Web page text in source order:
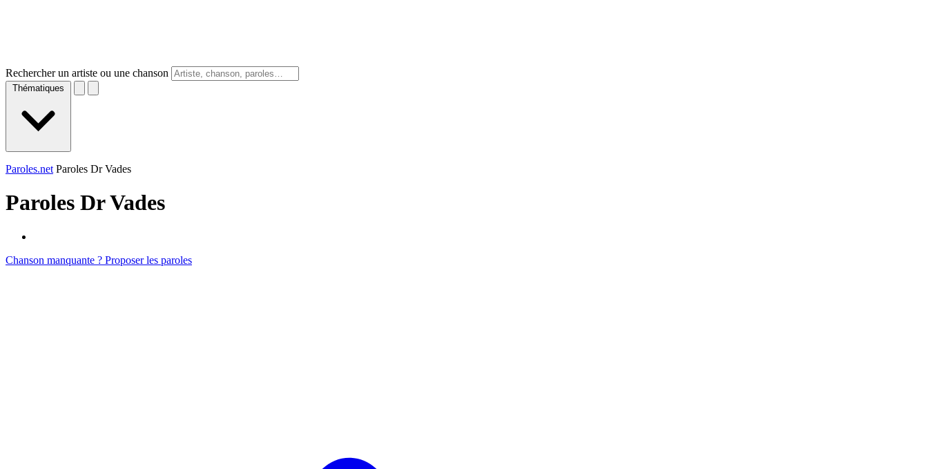
Rechercher un artiste ou une chanson
Thématiques
Paroles.net Paroles Dr Vades
Paroles Dr Vades
Chanson manquante ? Proposer les paroles